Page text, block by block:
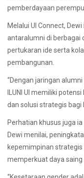
pemberdayaan
Melalui UI Connect,
antaralumni di berbagai
pertukaran ide serta
pembangunan.
“Dengan jaringan
ILUNI UI memiliki
dan solusi strategis bagi
Perhatian khusus juga
Dewi menilai,
kepemimpinan
memperkuat daya saing